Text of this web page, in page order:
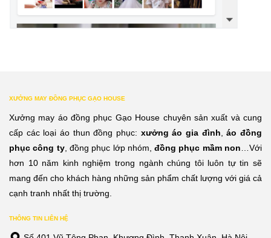
XƯỞNG MAY ĐỒNG PHỤC GẠO HOUSE
Xưởng may áo đồng phục Gạo House chuyên sản xuất và cung
cấp các loại áo thun đồng phục: xưởng áo gia đình ,áo đồng
phục công ty, đồng phục lớp nhóm,đồng phục mầm non …Với
hơn 10 năm kinh nghiệm trong ngành chúng tôi luôn tự tin sẽ
mang đến cho khách hàng những sản phẩm chất lượng với giá cả
cạnh tranh nhất thị trường.
THÔNG TIN LIÊN HỆ